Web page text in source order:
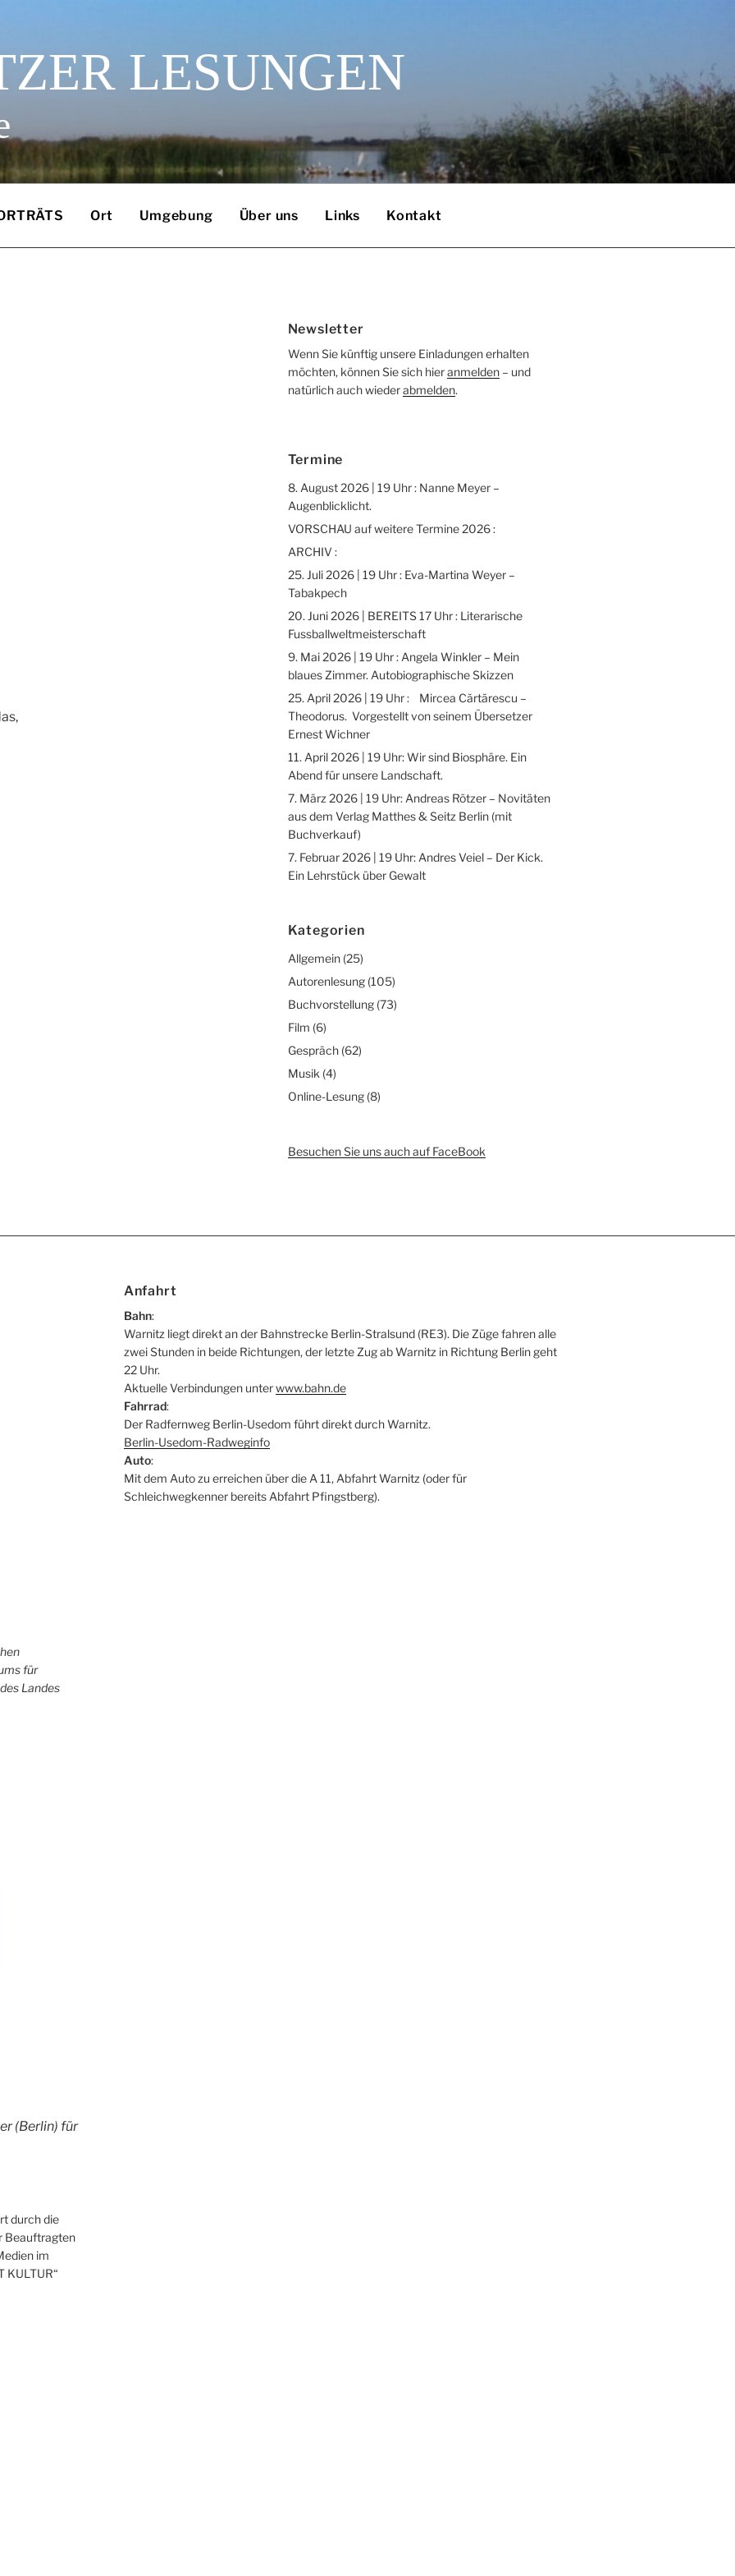
LESUNGEN
Ort Umgebung Über uns Links Kontakt
Newsletter
Wenn Sie künftig unsere Einladungen erhalten
möchten, können Sie sich hieranmelden– und
natürlich auch wiederabmelden.
Termine
8. August 2026 | 19 Uhr : Nanne Meyer –
Augenblicklicht.
VORSCHAU auf weitere Termine 2026 :
ARCHIV :
25. Juli 2026 | 19 Uhr : Eva-Martina Weyer –
Tabakpech
20. Juni 2026 | BEREITS 17 Uhr : Literarische
Fussballweltmeisterschaft
9. Mai 2026 | 19 Uhr : Angela Winkler – Mein
blaues Zimmer. Autobiographische Skizzen
25. April 2026 | 19 Uhr : Mircea Cărtărescu –
Theodorus. Vorgestellt von seinem Übersetzer
Ernest Wichner
11. April 2026 | 19 Uhr: Wir sind Biosphäre. Ein
Abend für unsere Landschaft.
7. März 2026 | 19 Uhr: Andreas Rötzer – Novitäten
aus dem Verlag Matthes & Seitz Berlin (mit
Buchverkauf)
7. Februar 2026 | 19 Uhr: Andres Veiel – Der Kick.
Ein Lehrstück über Gewalt
Kategorien
Allgemein(25)
Autorenlesung(105)
Buchvorstellung(73)
Film (6)
Gespräch(62)
Musik (4)
Online-Lesung(8)
Besuchen Sie uns auch auf FaceBook
für
Landes
(Berlin) für
durch die
Beauftragten
im
KULTUR“
Anfahrt
Bahn:
Warnitz liegt direkt an der Bahnstrecke Berlin-Stralsund (RE3). Die Züge fahren alle
zwei Stunden in beide Richtungen, der letzte Zug ab Warnitz in Richtung Berlin geht
22 Uhr.
Aktuelle Verbindungen unterwww.bahn.de
Fahrrad:
Der Radfernweg Berlin-Usedom führt direkt durch Warnitz.
Berlin-Usedom-Radweginfo
Auto:
Mit dem Auto zu erreichen über die A 11, Abfahrt Warnitz (oder für
Schleichwegkenner bereits Abfahrt Pfingstberg).